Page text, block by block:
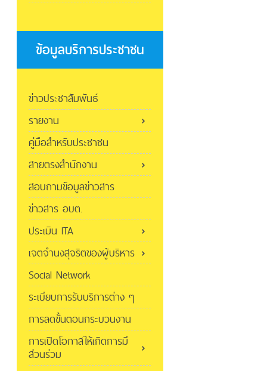
ข้อมูลบริการประชาชน
ข่าวประชาสัมพันธ์
รายงาน
คู่มือสำหรับประชาชน
สายตรงสำนักงาน
สอบถามข้อมูลข่าวสาร
ข่าวสาร อบต.
ประเมิน ITA
เจตจำนงสุจริตของผู้บริหาร
Social Network
ระเบียบการรับบริการต่าง ๆ
การลดขั้นตอนกระบวนงาน
การเปิดโอกาสให้เกิดการมี
ส่วนร่วม